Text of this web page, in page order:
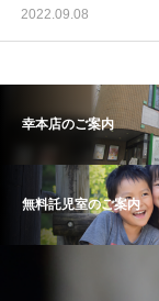
2022.09.08
幸本店のご案内
無料託児室のご案内